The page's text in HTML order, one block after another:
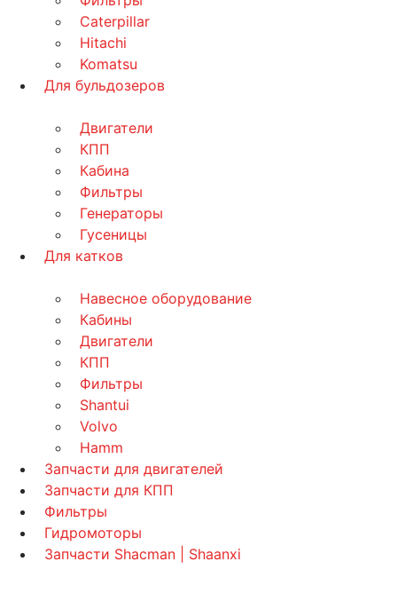
Caterpillar
Hitachi
Komatsu
Для бульдозеров
Двигатели
КПП
Кабина
Фильтры
Генераторы
Гусеницы
Для катков
Навесное оборудование
Кабины
Двигатели
КПП
Фильтры
Shantui
Volvo
Hamm
Запчасти для двигателей
Запчасти для КПП
Фильтры
Гидромоторы
Запчасти Shacman | Shaanxi